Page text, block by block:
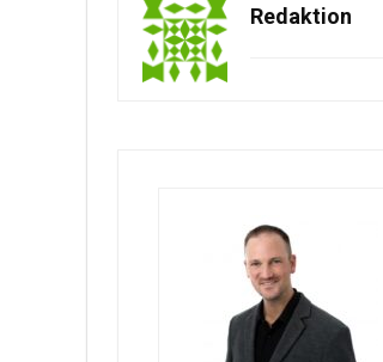
Redaktion